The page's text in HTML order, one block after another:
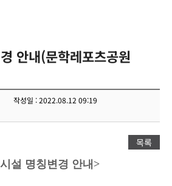
안내(문학레포츠공원
작성일 : 2022.08.12 09:19
목록
설 명칭변경 안내>